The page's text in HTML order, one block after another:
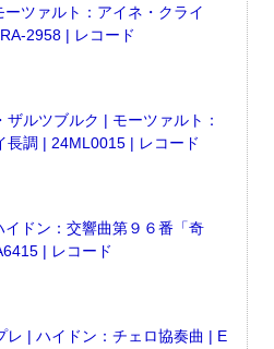
ツァルト：アイネ・クライ
2958 | レコード
ルツブルク | モーツァルト：
長調 | 24ML0015 | レコード
ドン：交響曲第９６番「奇
| レコード
レ | ハイドン：チェロ協奏曲 | E